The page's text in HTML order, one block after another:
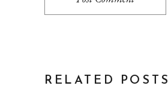
RELATED POSTS